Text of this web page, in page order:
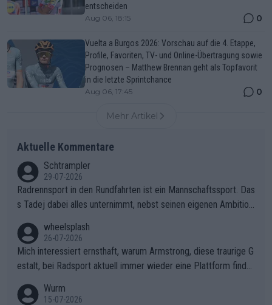
entscheiden
Aug 06, 18:15 0
Vuelta a Burgos 2026: Vorschau auf die 4. Etappe,
Profile, Favoriten, TV- und Online-Übertragung sowie
Prognosen – Matthew Brennan geht als Topfavorit
in die letzte Sprintchance
Aug 06, 17:45 0
Mehr Artikel
Aktuelle Kommentare
Schtrampler
29-07-2026
Radrennsport in den Rundfahrten ist ein Mannschaftssport. Das
s Tadej dabei alles unternimmt, nebst seinen eigenen Ambition
ganze Team auch mental stark zu machen und konkret am Erf
olg teilzuhaben, ist ihm ganz hoch anzurechnen. Das ist ein Zei
chen weit über den Radsport hinaus.
wheelsplash
26-07-2026
Mich interessiert ernsthaft, warum Armstrong, diese traurige G
estalt, bei Radsport aktuell immer wieder eine Plattform finde
Wurm
15-07-2026